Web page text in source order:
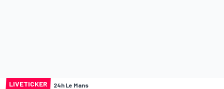
LIVETICKER 24h Le Mans